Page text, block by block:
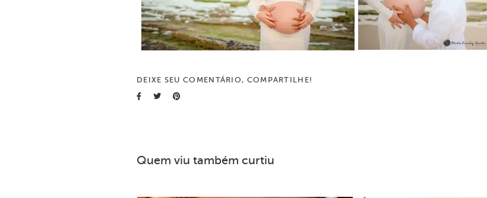
DEIXE SEU COMENTÁRIO, COMPARTILHE!
Quem viu também curtiu